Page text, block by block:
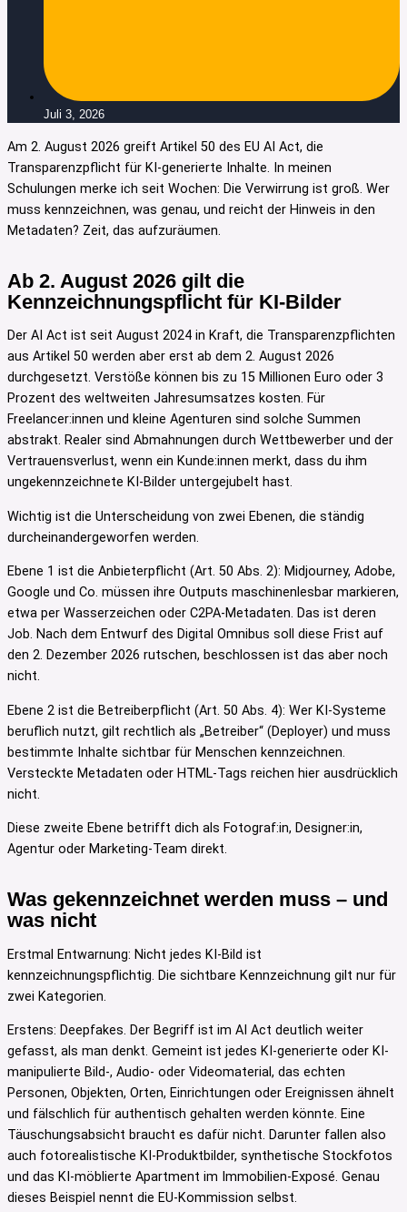
Juli 3, 2026
Am 2. August 2026 greift Artikel 50 des EU AI Act, die
Transparenzpflicht für KI-generierte Inhalte. In meinen
Schulungen merke ich seit Wochen: Die Verwirrung ist groß. Wer
muss kennzeichnen, was genau, und reicht der Hinweis in den
Metadaten? Zeit, das aufzuräumen.
Ab 2. August 2026 gilt die
Kennzeichnungspflicht für KI-Bilder
Der AI Act ist seit August 2024 in Kraft, die Transparenzpflichten
aus Artikel 50 werden aber erst ab dem 2. August 2026
durchgesetzt. Verstöße können bis zu 15 Millionen Euro oder 3
Prozent des weltweiten Jahresumsatzes kosten. Für
Freelancer:innen und kleine Agenturen sind solche Summen
abstrakt. Realer sind Abmahnungen durch Wettbewerber und der
Vertrauensverlust, wenn ein Kunde:innen merkt, dass du ihm
ungekennzeichnete KI-Bilder untergejubelt hast.
Wichtig ist die Unterscheidung von zwei Ebenen, die ständig
durcheinandergeworfen werden.
Ebene 1 ist die Anbieterpflicht (Art. 50 Abs. 2): Midjourney, Adobe,
Google und Co. müssen ihre Outputs maschinenlesbar markieren,
etwa per Wasserzeichen oder C2PA-Metadaten. Das ist deren
Job. Nach dem Entwurf des Digital Omnibus soll diese Frist auf
den 2. Dezember 2026 rutschen, beschlossen ist das aber noch
nicht.
Ebene 2 ist die Betreiberpflicht (Art. 50 Abs. 4): Wer KI-Systeme
beruflich nutzt, gilt rechtlich als „Betreiber“ (Deployer) und muss
bestimmte Inhalte sichtbar für Menschen kennzeichnen.
Versteckte Metadaten oder HTML-Tags reichen hier ausdrücklich
nicht.
Diese zweite Ebene betrifft dich als Fotograf:in, Designer:in,
Agentur oder Marketing-Team direkt.
Was gekennzeichnet werden muss – und
was nicht
Erstmal Entwarnung: Nicht jedes KI-Bild ist
kennzeichnungspflichtig. Die sichtbare Kennzeichnung gilt nur für
zwei Kategorien.
Erstens: Deepfakes. Der Begriff ist im AI Act deutlich weiter
gefasst, als man denkt. Gemeint ist jedes KI-generierte oder KI-
manipulierte Bild-, Audio- oder Videomaterial, das echten
Personen, Objekten, Orten, Einrichtungen oder Ereignissen ähnelt
und fälschlich für authentisch gehalten werden könnte. Eine
Täuschungsabsicht braucht es dafür nicht. Darunter fallen also
auch fotorealistische KI-Produktbilder, synthetische Stockfotos
und das KI-möblierte Apartment im Immobilien-Exposé. Genau
dieses Beispiel nennt die EU-Kommission selbst.